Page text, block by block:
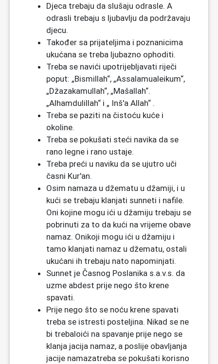
Djeca trebaju da slušaju odrasle. A
odrasli trebaju s ljubavlju da podržavaju
djecu.
Također sa prijateljima i poznanicima
ukućana se treba ljubazno ophoditi.
Treba se navići upotrijebljavati riječi
poput: „Bismillah“, „Assalamualeikum“,
„Džazakamullah“, „Mašallah“.
„Alhamdulillah“ i „ Inš'a Allah“ .
Treba se paziti na čistoću kuće i
okoline.
Treba se pokušati steći navika da se
rano legne i rano ustaje.
Treba preći u naviku da se ujutro uči
časni Kur'an.
Osim namaza u džematu u džamiji, i u
kući se trebaju klanjati sunneti i nafile.
Oni kojine mogu ići u džamiju trebaju se
pobrinuti za to da kući na vrijeme obave
namaz. Onikoji mogu ići u džamiju i
tamo klanjati namaz u džematu, ostali
ukućani ih trebaju nato napominjati.
Sunnet je Časnog Poslanika s.a.v.s. da
uzme abdest prije nego što krene
spavati.
Prije nego što se noću krene spavati
treba se istresti posteljina. Nikad se ne
bi trebaloići na spavanje prije nego se
klanja jacija namaz, a poslije obavljanja
jacije namazatreba se pokušati korisno